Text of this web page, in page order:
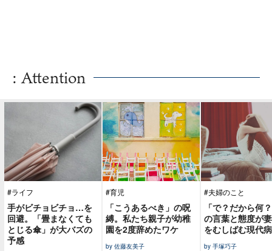
: Attention
#ライフ
手がビチョビチョ…を
回避。「畳まなくても
とじる傘」が大バズの
予感
#育児
「こうあるべき」の呪
縛。私たち親子が幼稚
園を2度辞めたワケ
by 佐藤友美子
#夫婦のこと
「で？だから何
の言葉と態度が
をむしばむ現代病
by 手塚巧子